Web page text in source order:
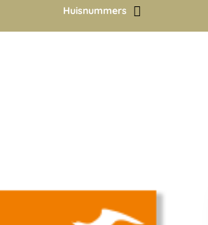
Huisnummers